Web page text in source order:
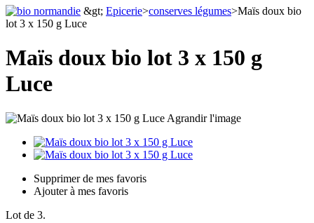
&gt; Epicerie>conserves légumes>Maïs doux bio
lot 3 x 150 g Luce
Maïs doux bio lot 3 x 150 g
Luce
Agrandir l'image
Supprimer de mes favoris
Ajouter à mes favoris
Lot de 3.